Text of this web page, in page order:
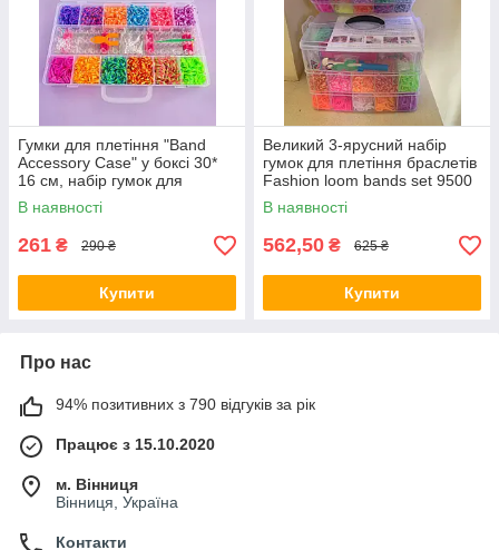
Гумки для плетіння "Band
Accessory Case" у боксі 30*
16 см, набір гумок для
плетіння браслетів із гачком
В наявності
261 ₴ 290 ₴
Купити
Великий 3-ярусний набір
гумок для плетіння браслетів
Fashion loom bands set 9500
шт.
В наявності
562,50 ₴ 625 ₴
Купити
Про нас
94% позитивних з 790 відгуків за рік
Працює з 15.10.2020
м. Вінниця
Вінниця, Україна
Контакти